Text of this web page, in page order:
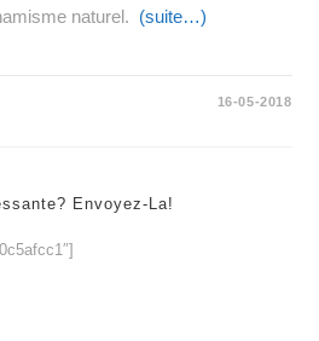
naturel. (suite…)
16-05-2018
Envoyez-La!